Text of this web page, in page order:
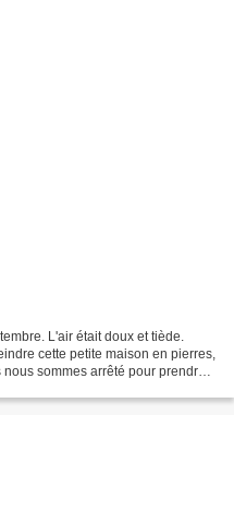
L'air était doux et tiède.
cette petite maison en pierres,
sommes arrêté pour prendre